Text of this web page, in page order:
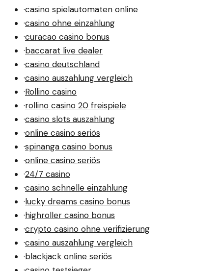
·casino spielautomaten online
·casino ohne einzahlung
·curacao casino bonus
·baccarat live dealer
·casino deutschland
·casino auszahlung vergleich
·Rollino casino
·rollino casino 20 freispiele
·casino slots auszahlung
·online casino seriös
·spinanga casino bonus
·online casino seriös
·24/7 casino
·casino schnelle einzahlung
·lucky dreams casino bonus
·highroller casino bonus
·crypto casino ohne verifizierung
·casino auszahlung vergleich
·blackjack online seriös